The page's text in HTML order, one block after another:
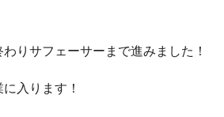
りサフェーサーまで進みました！
入ります！